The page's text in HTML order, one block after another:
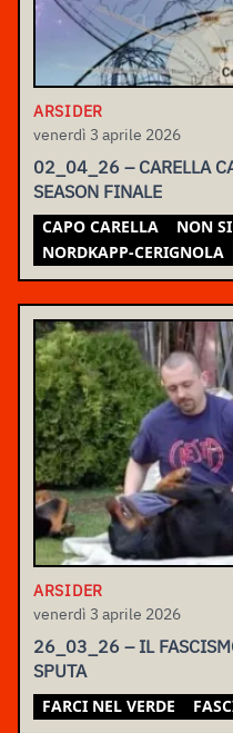
ARSIDER
venerdì 3 aprile 2026
02_04_26 – CARELLA
SEASON FINALE
CAPO CARELLA
NON
NORDKAPP-CERIGNOLA
ARSIDER
venerdì 3 aprile 2026
26_03_26 – IL
SPUTA
FARCI NEL VERDE